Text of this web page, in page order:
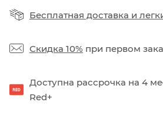
Бесплатная доставка и
Скидка 10% при первом
Доступна рассрочка на 4
Red+